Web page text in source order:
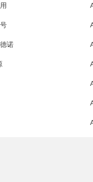
诺